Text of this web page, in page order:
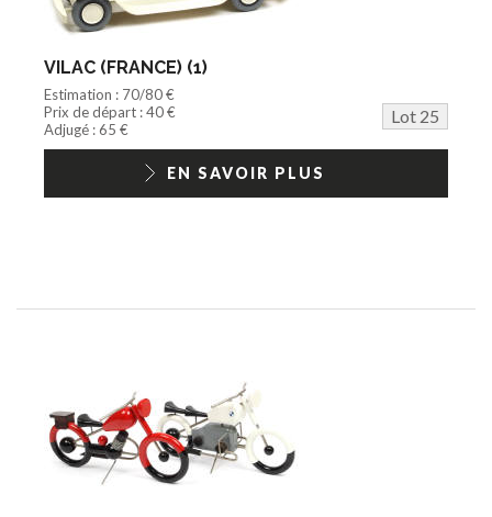
VILAC (FRANCE) (1)
Estimation : 70/80 €
Prix de départ : 40 €
Lot 25
Adjugé : 65 €
EN SAVOIR PLUS